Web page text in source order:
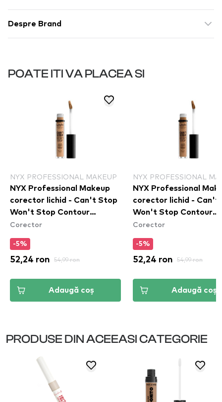
Despre Brand
POATE ITI VA PLACEA SI
NYX PROFESSIONAL MAKEUP
NYX Professional Makeup
corector lichid - Can't Stop
Won't Stop Contour
Concealer - Beige
Corector
-5%
52,24 ron 54,99 ron
Adaugă coș
NYX PROFESSIONAL
NYX Professional
corector lichid - Can't
Won't Stop Contour
Concealer - Neutral
Corector
-5%
52,24 ron 54,99 ron
Adaugă coș
PRODUSE DIN ACEEASI CATEGORIE